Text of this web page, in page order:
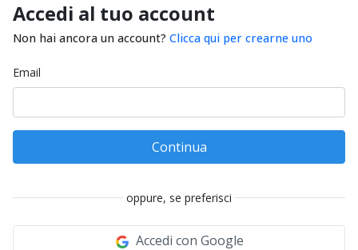
Accedi al tuo account
Non hai ancora un account? Clicca qui per crearne uno
Email
Continua
oppure, se preferisci
Accedi con Google